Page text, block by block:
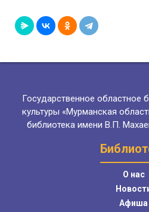
Государственное областное
культуры «Мурманская
библиотека имени В.П.
О нас
Афиша